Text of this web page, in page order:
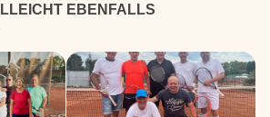
EBENFALLS